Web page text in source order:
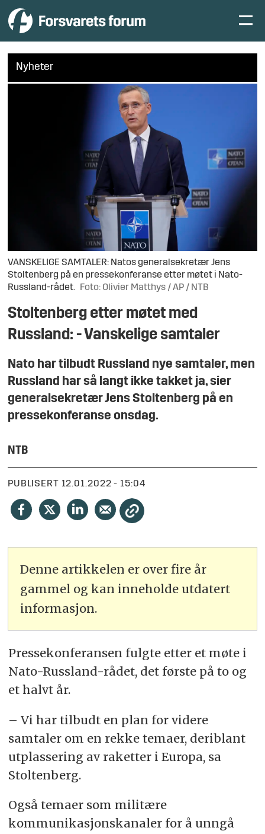
Nyheter
VANSKELIGE SAMTALER: Natos generalsekretær Jens
Stoltenberg på en pressekonferanse etter møtet i Nato-
Russland-rådet.
Foto: Olivier Matthys / AP / NTB
Stoltenberg etter møtet med
Russland: - Vanskelige samtaler
Nato har tilbudt Russland nye samtaler, men
Russland har så langt ikke takket ja, sier
generalsekretær Jens Stoltenberg på en
pressekonferanse onsdag.
NTB
PUBLISERT 12.01.2022 - 15:04
Denne artikkelen er over fire år
gammel og kan inneholde utdatert
informasjon.
Pressekonferansen fulgte etter et møte i
Nato-Russland-rådet, det første på to og
et halvt år.
– Vi har tilbudt en plan for videre
samtaler om en rekke temaer, deriblant
utplassering av raketter i Europa, sa
Stoltenberg.
Også temaer som militære
kommunikasjonskanaler for å unngå